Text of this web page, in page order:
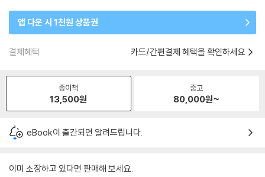
앱 다운 시 1천원 상품권
결제혜택 카드/간편결제 혜택을 확인하세요
종이책
13,500원
중고
80,000원~
eBook이 출간되면 알려드립니다.
이미 소장하고 있다면 판매해 보세요.